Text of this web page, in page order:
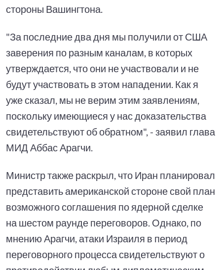
стороны Вашингтона.
"За последние два дня мы получили от США
заверения по разным каналам, в которых
утверждается, что они не участвовали и не
будут участвовать в этом нападении. Как я
уже сказал, мы не верим этим заявлениям,
поскольку имеющиеся у нас доказательства
свидетельствуют об обратном", - заявил глава
МИД Аббас Арагчи.
Министр также раскрыл, что Иран планировал
представить американской стороне свой план
возможного соглашения по ядерной сделке
на шестом раунде переговоров. Однако, по
мнению Арагчи, атаки Израиля в период
переговорного процесса свидетельствуют о